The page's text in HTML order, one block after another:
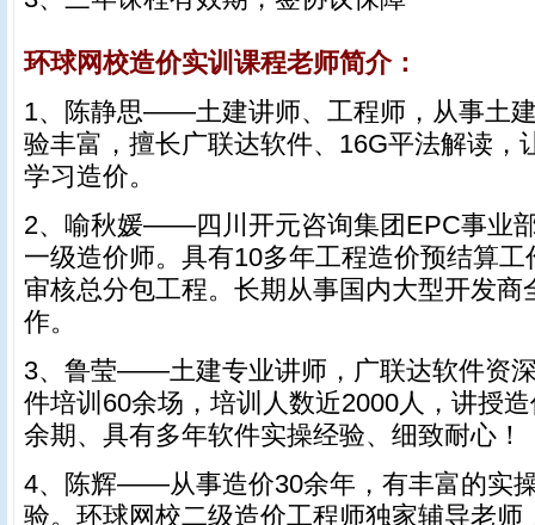
环球网校造价实训课程老师简介：
1、陈静思——土建讲师、工程师，从事土
验丰富，擅长广联达软件、16G平法解读，
学习造价。
2、喻秋媛——四川开元咨询集团EPC事业
一级造价师。具有10多年工程造价预结算
审核总分包工程。长期从事国内大型开发商
作。
3、鲁莹——土建专业讲师，广联达软件资
件培训60余场，培训人数近2000人，讲授
余期、具有多年软件实操经验、细致耐心！
4、陈辉——从事造价30余年，有丰富的实
验。环球网校二级造价工程师独家辅导老师